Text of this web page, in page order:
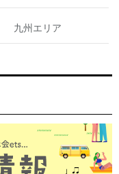
九州エリア